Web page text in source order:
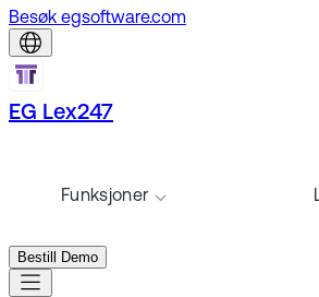
Besøk egsoftware.com
EG Lex247
Funksjoner
Bestill Demo